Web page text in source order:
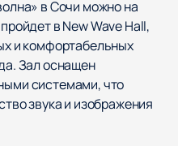
в Сочи можно на
в New Wave Hall,
и комфортабельных
Зал оснащен
системами, что
звука и изображения